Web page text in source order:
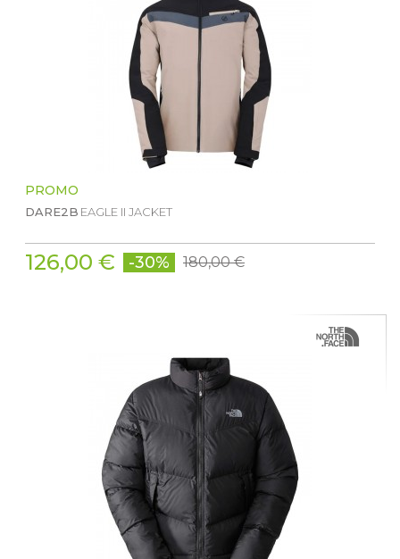
PROMO
DARE2B EAGLE II JACKET
126,00 € -30% 180,00 €